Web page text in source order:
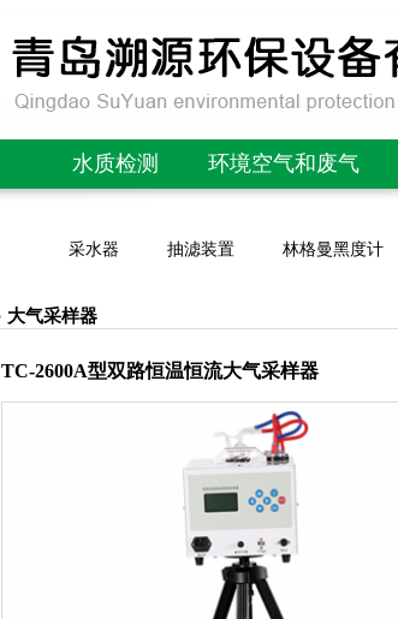
水质检测
氨氮检测仪
总磷检测仪
BOD测定仪
环境空气和废气
微生物采样器
便携式气体分析仪
大气采样器
颗粒物采样器
综合大气颗粒物采样器
烟尘烟气采样系列
便
采水器 抽滤装置 林格曼黑度计
大气采样器
TC-2600A型双路恒温恒流大气采样器